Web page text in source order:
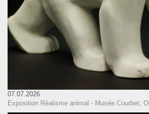
07.07.2026
Exposition Réalisme animal - Musée Courbet,